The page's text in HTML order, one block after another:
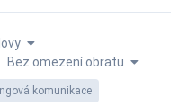
Bez omezení obratu
komunikace